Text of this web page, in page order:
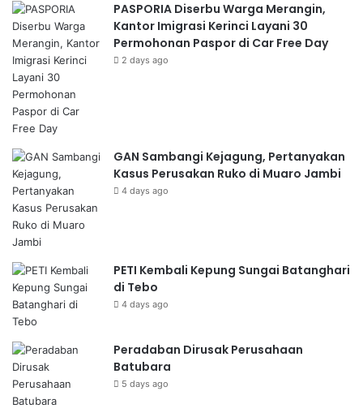
PASPORIA Diserbu Warga Merangin,
Kantor Imigrasi Kerinci Layani 30
Permohonan Paspor di Car Free Day
2 days ago
GAN Sambangi Kejagung, Pertanyakan
Kasus Perusakan Ruko di Muaro Jambi
4 days ago
PETI Kembali Kepung Sungai Batanghari
di Tebo
4 days ago
Peradaban Dirusak Perusahaan
Batubara
5 days ago